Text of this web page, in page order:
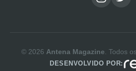
© 2026 Antena Magazine . Todos
DESENVOLVIDO POR: